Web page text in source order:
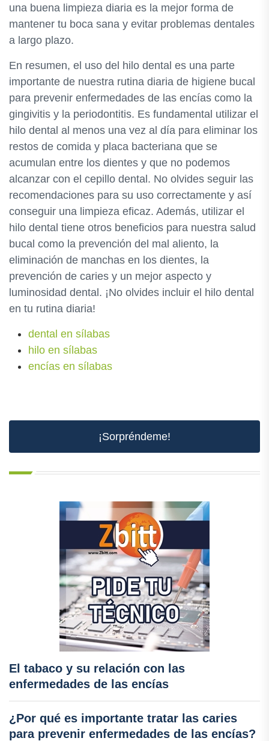
una buena limpieza diaria es la mejor forma de
mantener tu boca sana y evitar problemas dentales
a largo plazo.
En resumen, el uso del hilo dental es una parte
importante de nuestra rutina diaria de higiene bucal
para prevenir enfermedades de las encías como la
gingivitis y la periodontitis. Es fundamental utilizar el
hilo dental al menos una vez al día para eliminar los
restos de comida y placa bacteriana que se
acumulan entre los dientes y que no podemos
alcanzar con el cepillo dental. No olvides seguir las
recomendaciones para su uso correctamente y así
conseguir una limpieza eficaz. Además, utilizar el
hilo dental tiene otros beneficios para nuestra salud
bucal como la prevención del mal aliento, la
eliminación de manchas en los dientes, la
prevención de caries y un mejor aspecto y
luminosidad dental. ¡No olvides incluir el hilo dental
en tu rutina diaria!
dental en sílabas
hilo en sílabas
encías en sílabas
¡Sorpréndeme!
El tabaco y su relación con las
enfermedades de las encías
¿Por qué es importante tratar las caries
para prevenir enfermedades de las encías?